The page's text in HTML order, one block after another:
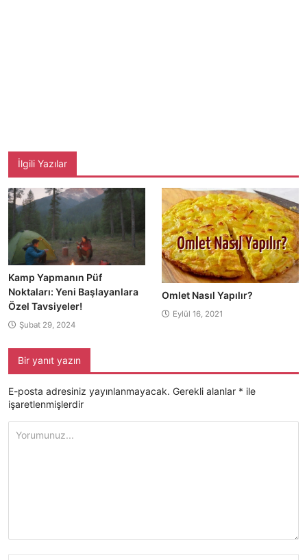
İlgili Yazılar
Kamp Yapmanın Püf
Noktaları: Yeni Başlayanlara
Özel Tavsiyeler!
Şubat 29, 2024
Omlet Nasıl Yapılır?
Eylül 16, 2021
Bir yanıt yazın
E-posta adresiniz yayınlanmayacak. Gerekli alanlar * ile
işaretlenmişlerdir